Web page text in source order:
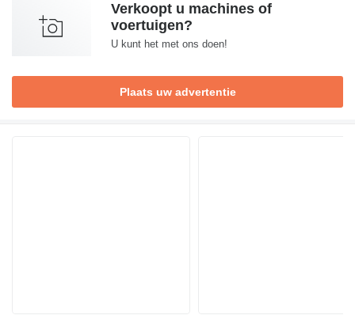
Verkoopt u machines of
voertuigen?
U kunt het met ons doen!
Plaats uw advertentie